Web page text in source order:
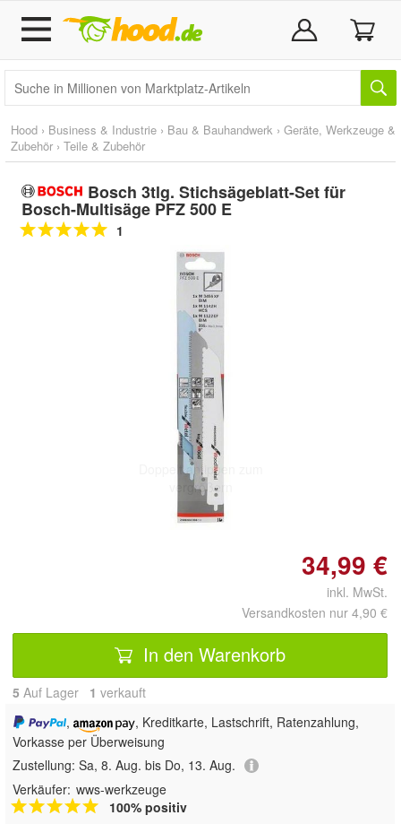
Hood › Business & Industrie › Bau & Bauhandwerk › Geräte, Werkzeuge &
Zubehör › Teile & Zubehör
Bosch 3tlg. Stichsägeblatt-Set für
Bosch-Multisäge PFZ 500 E
1
Doppelt antippen zum
vergrößern
34,99 €
inkl. MwSt.
Versandkosten nur 4,90 €
In den Warenkorb
5 Auf Lager 1 verkauft
,
, Kreditkarte, Lastschrift, Ratenzahlung,
Vorkasse per Überweisung
Zustellung: Sa, 8. Aug. bis Do, 13. Aug.
Verkäufer: wws-werkzeuge
100% positiv